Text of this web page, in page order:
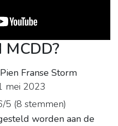
Franse Storm
mei 2023
5 (8 stemmen)
worden aan de